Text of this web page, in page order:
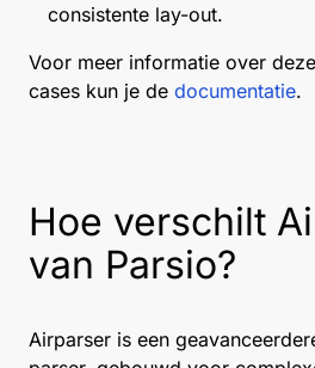
consistente lay-out.
Voor meer informatie over
cases kun je de documentatie.
Hoe verschilt
van Parsio?
Airparser is een